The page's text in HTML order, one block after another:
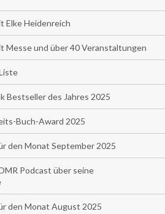
Elke Heidenreich
Messe und über 40 Veranstaltungen
Bestseller des Jahres 2025
Buch-Award 2025
den Monat September 2025
Podcast über seine
den Monat August 2025